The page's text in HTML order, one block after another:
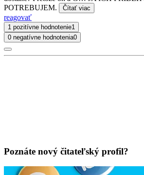
POTREBUJEM.
Čítať viac
reagovať
1 pozitívne hodnotenie1
0 negatívne hodnotenia0
Poznáte nový čitateľský profil?